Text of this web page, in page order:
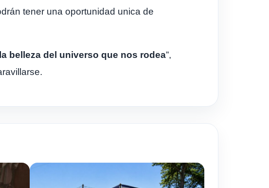
tener una oportunidad unica de
belleza del universo que nos rodea”,